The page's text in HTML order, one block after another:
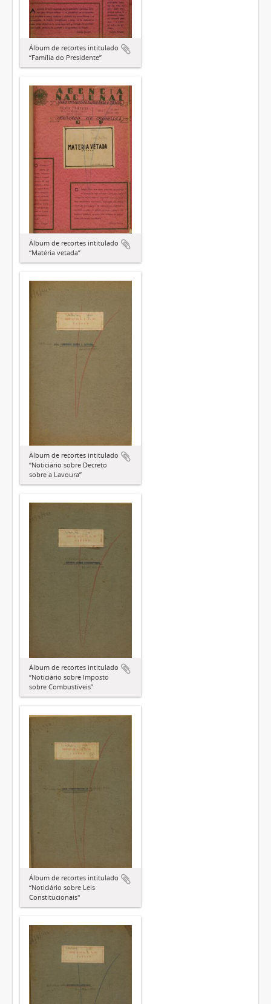
Álbum de recortes intitulado
“Família do Presidente”
Álbum de recortes intitulado
“Matéria vetada”
Álbum de recortes intitulado
“Noticiário sobre Decreto
sobre a Lavoura”
Álbum de recortes intitulado
“Noticiário sobre Imposto
sobre Combustíveis”
Álbum de recortes intitulado
“Noticiário sobre Leis
Constitucionais"